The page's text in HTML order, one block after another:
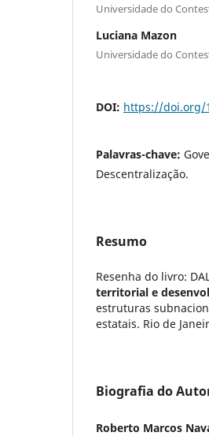
Universidade do
Luciana Mazon
Universidade do
DOI: https://doi.org/
Palavras-chave:
Descentralização.
Resumo
Resenha do livro:
territorial e
estruturas
estatais. Rio de
Biografia do
Roberto Marcos